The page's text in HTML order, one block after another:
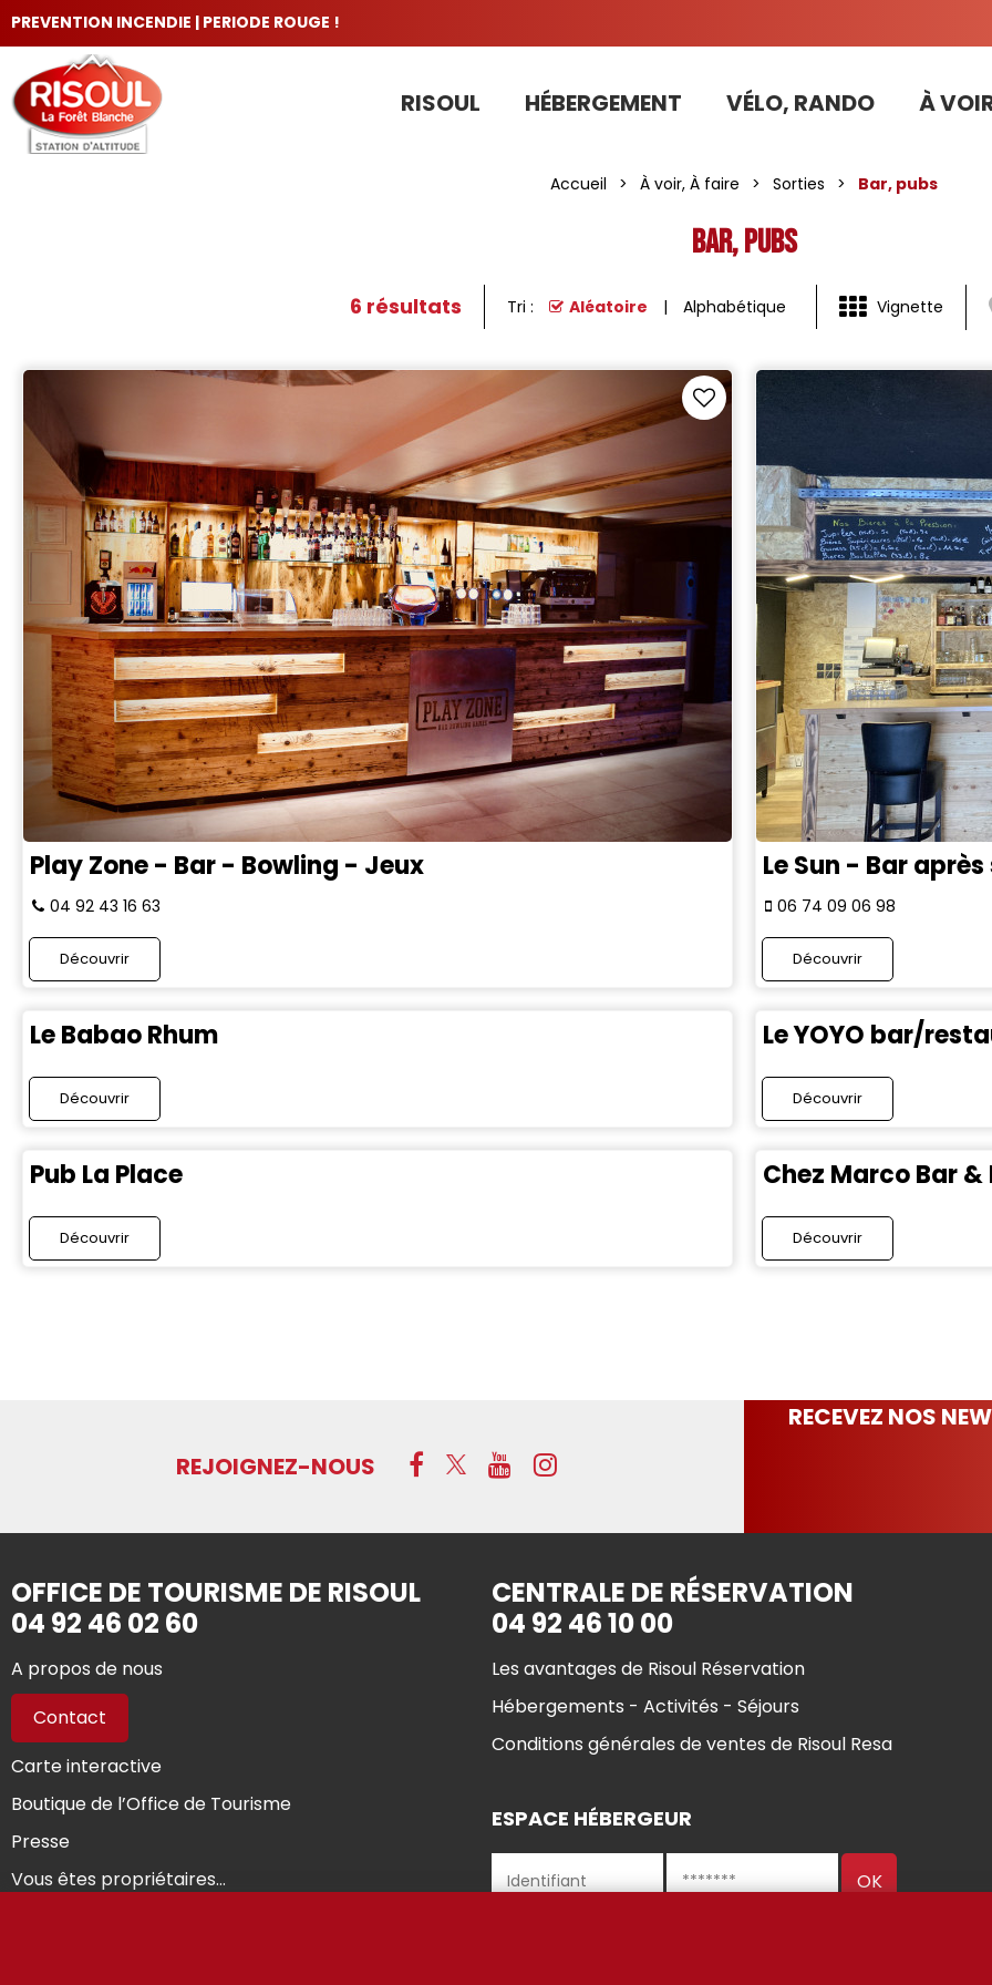
PREVENTION INCENDIE | PERIODE ROUGE !
RISOUL HÉBERGEMENT VÉLO, RANDO À
Accueil > À voir, À faire > Sorties > Bar, pubs
Bar, pubs
Vignette
6 résultats Tri : Aléatoire Alphabétique
Play Zone - Bar - Bowling - Jeux
04 92 43 16 63
Découvrir
Le Sun - Bar après
06 74 09 06 98
Découvrir
Le Babao Rhum
Découvrir
Le YOYO bar/
Découvrir
Pub La Place
Découvrir
Chez Marco Bar &
Découvrir
REJOIGNEZ-NOUS
RECEVEZ NOS
OFFICE DE TOURISME DE RISOUL
04 92 46 02 60
A propos de nous
Contact
Carte interactive
Boutique de l’Office de Tourisme
Presse
Vous êtes propriétaires...
CENTRALE DE RÉSERVATION
04 92 46 10 00
Les avantages de Risoul Réservation
Hébergements - Activités - Séjours
Conditions générales de ventes de Risoul Resa
ESPACE HÉBERGEUR